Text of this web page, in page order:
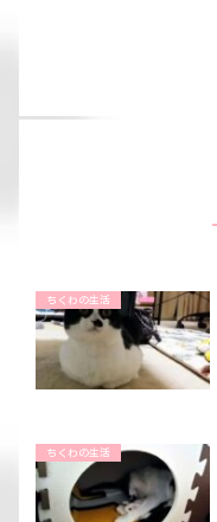
ちくわの生活
ちくわの生活